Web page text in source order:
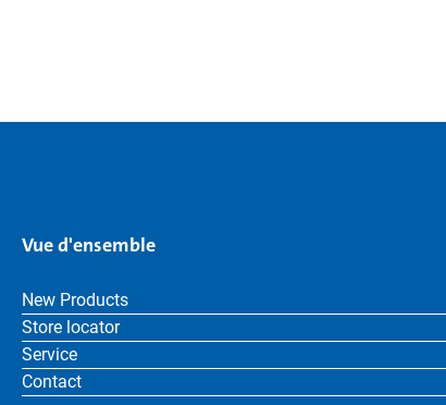
Vue d'ensemble
New Products
Store locator
Service
Contact